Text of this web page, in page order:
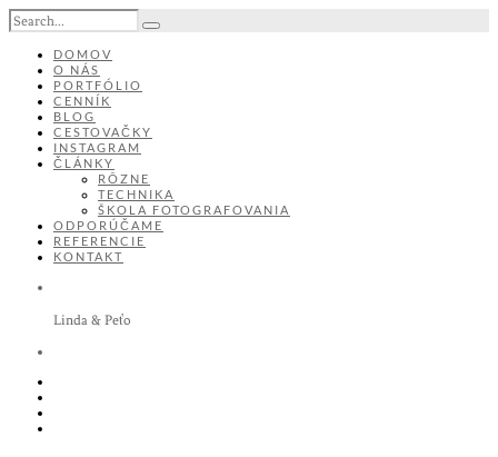
DOMOV
O NÁS
PORTFÓLIO
CENNÍK
BLOG
CESTOVAČKY
INSTAGRAM
ČLÁNKY
RÔZNE
TECHNIKA
ŠKOLA FOTOGRAFOVANIA
ODPORÚČAME
REFERENCIE
KONTAKT
Linda & Peťo